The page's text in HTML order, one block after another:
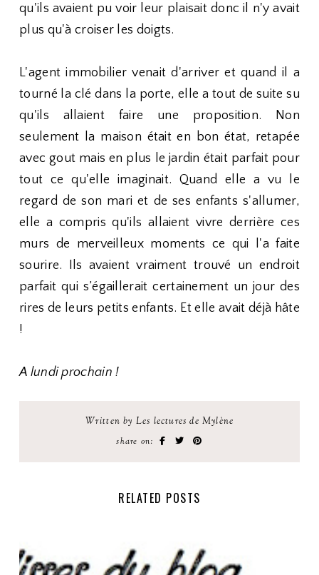
qu'ils avaient pu voir leur plaisait donc il n'y avait
plus qu'à croiser les doigts.
L'agent immobilier venait d'arriver et quand il a
tourné la clé dans la porte, elle a tout de suite su
qu'ils allaient faire une proposition. Non
seulement la maison était en bon état, retapée
avec gout mais en plus le jardin était parfait pour
tout ce qu'elle imaginait. Quand elle a vu le
regard de son mari et de ses enfants s'allumer,
elle a compris qu'ils allaient vivre derrière ces
murs de merveilleux moments ce qui l'a faite
sourire. Ils avaient vraiment trouvé un endroit
parfait qui s’égaillerait certainement un jour des
rires de leurs petits enfants. Et elle avait déjà hâte
!
A lundi prochain !
Written by Les lectures de Mylène
share on:
RELATED POSTS